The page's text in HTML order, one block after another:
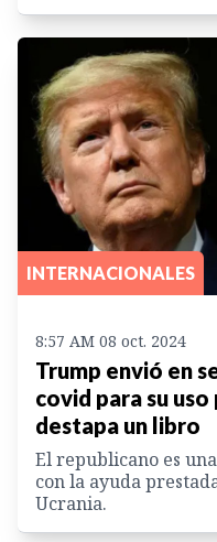
INTERNACIONALES
8:57 AM 08 oct. 2024
Trump envió en
covid para su
destapa un libro
El republicano es
con la ayuda
Ucrania.